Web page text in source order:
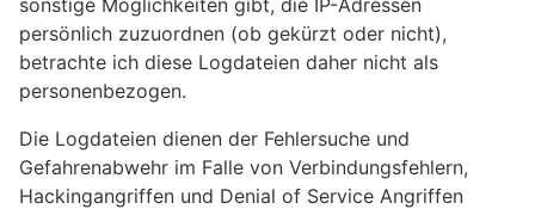
sonstige Möglichkeiten gibt, die IP-Adressen
persönlich zuzuordnen (ob gekürzt oder nicht),
betrachte ich diese Logdateien daher nicht als
personenbezogen.
Die Logdateien dienen der Fehlersuche und
Gefahrenabwehr im Falle von Verbindungsfehlern,
Hackingangriffen und Denial of Service Angriffen